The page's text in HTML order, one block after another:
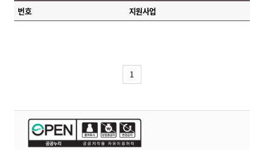
번호 지원사업
1